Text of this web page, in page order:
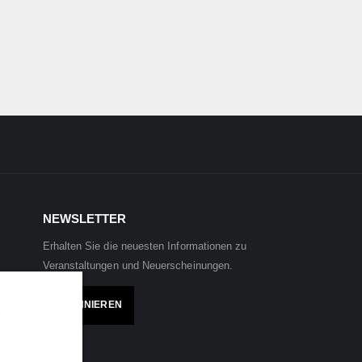
NEWSLETTER
Erhalten Sie die neuesten Informationen zu
Veranstaltungen und Neuerscheinungen.
ABONNIEREN